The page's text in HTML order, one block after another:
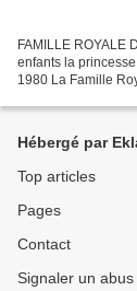
FAMILLE ROYALE
enfants la
1980 La Famille
Hébergé par
Top articles
Pages
Contact
Signaler un abus